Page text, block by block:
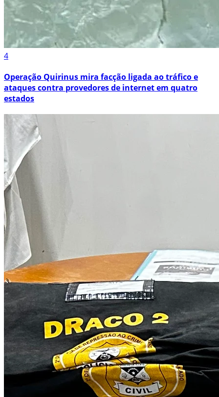
4
Operação Quirinus mira facção ligada ao tráfico e
ataques contra provedores de internet em quatro
estados